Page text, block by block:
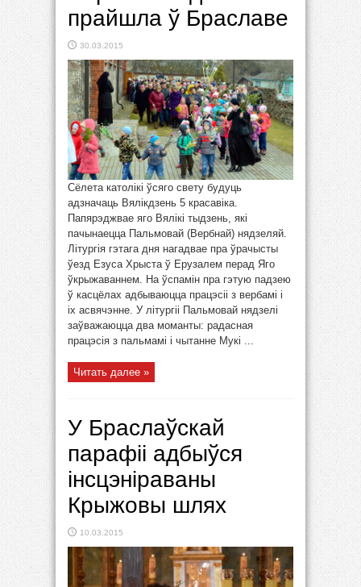
прайшла ў Браславе
30.03.2015
Сёлета католікі ўсяго свету будуць
адзначаць Вялікдзень 5 красавіка.
Папярэджвае яго Вялікі тыдзень, які
пачынаецца Пальмовай (Вербнай) нядзеляй.
Літyргія гэтага дня нагадвае пра ўрачысты
ўезд Езуса Хрыста ў Ерузалем перад Яго
ўкрыжаваннем. На ўспамін пра гэтую падзею
ў касцёлах адбываюцца працэсіі з вербамі і
іх асвячэнне. У літургіі Пальмовай нядзелі
заўважаюцца два моманты: радасная
працэсія з пальмамі і чытанне Мукі ...
Читать далее »
У Браслаўскай
парафіі адбыўся
інсцэніраваны
Крыжовы шлях
10.03.2015